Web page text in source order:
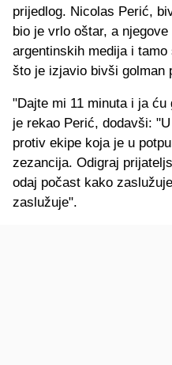
prijedlog. Nicolas Perić,
bio je vrlo oštar, a
argentinskih medija i
što je izjavio bivši golman
"Dajte mi 11 minuta i ja
je rekao Perić, dodavši:
protiv ekipe koja je u
zezancija. Odigraj
odaj počast kako
zaslužuje".